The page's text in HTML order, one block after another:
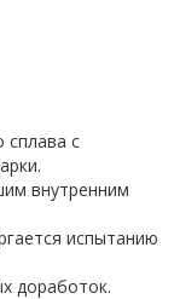
сплава с
внутренним
испытанию
доработок.